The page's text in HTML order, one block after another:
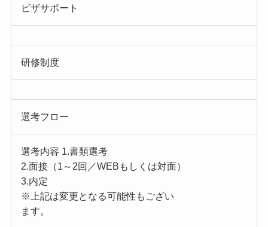
ビザサポート
研修制度
選考フロー
選考内容 1.書類選考
2.面接（1～2回／WEBもしくは対面）
3.内定
※上記は変更となる可能性もござい
ます。